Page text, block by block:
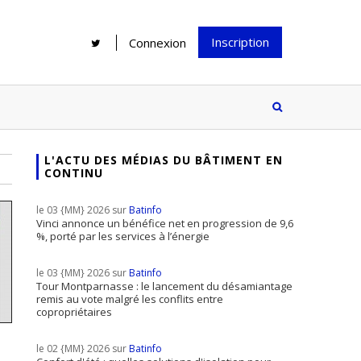
Connexion Inscription
idée mais...
Le print sous toutes ses formes a-t-
il encore sa place dans un monde
Rénover une salle de bains : gagner
supports
inscrire
à notre
L'ACTU DES MÉDIAS DU BÂTIMENT EN
CONTINU
le 03 {MM} 2026 surBatinfo
Vinci annonce un bénéfice net en progression de 9,6
%, porté par les services à l’énergie
le 03 {MM} 2026 surBatinfo
Tour Montparnasse : le lancement du désamiantage
remis au vote malgré les conflits entre
copropriétaires
le 02 {MM} 2026 surBatinfo